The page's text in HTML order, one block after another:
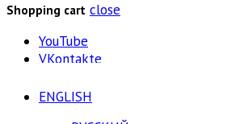
Shopping cart close
YouTube
VKontakte
ENGLISH